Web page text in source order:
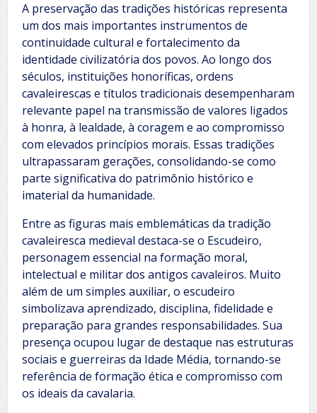
A preservação das tradições históricas representa
um dos mais importantes instrumentos de
continuidade cultural e fortalecimento da
identidade civilizatória dos povos. Ao longo dos
séculos, instituições honoríficas, ordens
cavaleirescas e títulos tradicionais desempenharam
relevante papel na transmissão de valores ligados
à honra, à lealdade, à coragem e ao compromisso
com elevados princípios morais. Essas tradições
ultrapassaram gerações, consolidando-se como
parte significativa do patrimônio histórico e
imaterial da humanidade.
Entre as figuras mais emblemáticas da tradição
cavaleiresca medieval destaca-se o Escudeiro,
personagem essencial na formação moral,
intelectual e militar dos antigos cavaleiros. Muito
além de um simples auxiliar, o escudeiro
simbolizava aprendizado, disciplina, fidelidade e
preparação para grandes responsabilidades. Sua
presença ocupou lugar de destaque nas estruturas
sociais e guerreiras da Idade Média, tornando-se
referência de formação ética e compromisso com
os ideais da cavalaria.